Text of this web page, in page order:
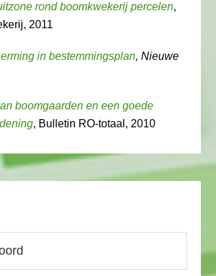
rond boomkwekerij percelen,
2011
in bestemmingsplan, Nieuwe
boomgaarden en een goede
, Bulletin RO-totaal, 2010